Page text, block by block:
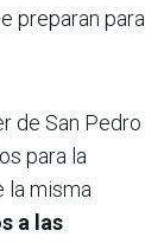
preparan para
de San Pedro
para la
la misma
a las